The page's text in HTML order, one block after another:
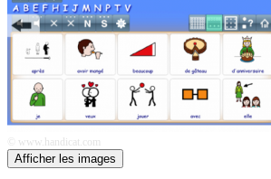
© www.handicat.com
Afficher les images